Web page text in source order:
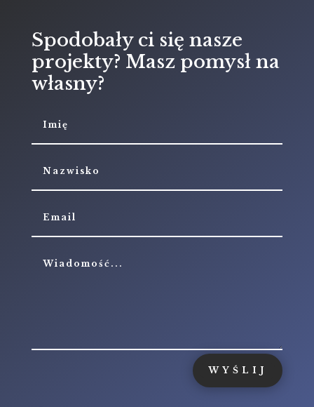
Spodobały ci się nasze
projekty? Masz pomysł na
własny?
WYŚLIJ